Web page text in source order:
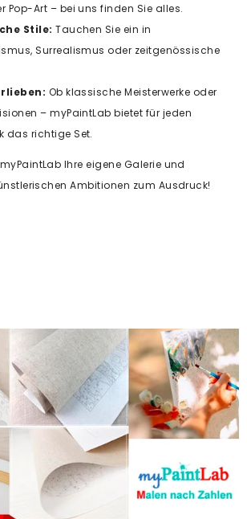
Pop-Art – bei uns finden Sie alles.
Stile: Tauchen Sie ein in
Surrealismus oder zeitgenössische
Ob klassische Meisterwerke oder
– myPaintLab bietet für jeden
das richtige Set.
Ihre eigene Galerie und
Ambitionen zum Ausdruck!